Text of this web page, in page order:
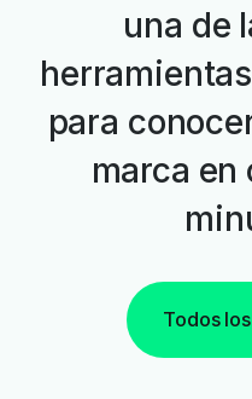
una de
para
marca en
Todos